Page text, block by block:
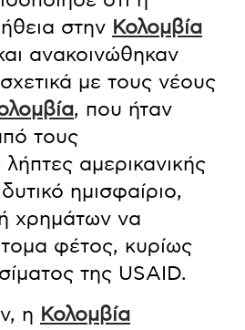
στην Κολομβία
ανακοινώθηκαν
με τους νέους
, που ήταν
τους
αμερικανικής
ημισφαίριο,
χρημάτων να
φέτος, κυρίως
της USAID.
η Κολομβία